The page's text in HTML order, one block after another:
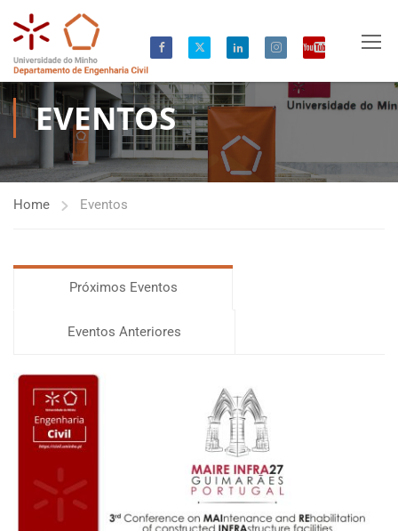
EVENTOS
Home Eventos
Próximos Eventos
Eventos Anteriores
28
JUN, 2027